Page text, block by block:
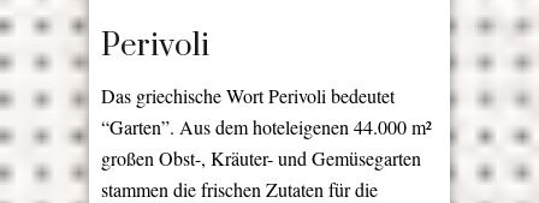
Perivoli
Das griechische Wort Perivoli bedeutet
“Garten”. Aus dem hoteleigenen 44.000 m²
großen Obst-, Kräuter- und Gemüsegarten
stammen die frischen Zutaten für die